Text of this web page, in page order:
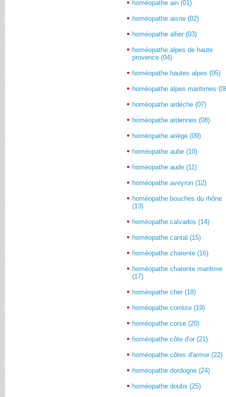
homéopathe ain (01)
homéopathe aisne (02)
homéopathe allier (03)
homéopathe alpes de haute
provence (04)
homéopathe hautes alpes (05)
homéopathe alpes maritimes
homéopathe ardèche (07)
homéopathe ardennes (08)
homéopathe ariège (09)
homéopathe aube (10)
homéopathe aude (11)
homéopathe aveyron (12)
homéopathe bouches du rhône
(13)
homéopathe calvados (14)
homéopathe cantal (15)
homéopathe charente (16)
homéopathe charente maritime
(17)
homéopathe cher (18)
homéopathe corrèze (19)
homéopathe corse (20)
homéopathe côte d'or (21)
homéopathe côtes d'armor (22)
homéopathe dordogne (24)
homéopathe doubs (25)